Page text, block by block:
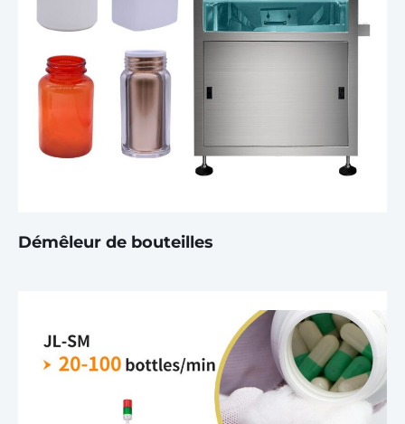
Démêleur de bouteilles